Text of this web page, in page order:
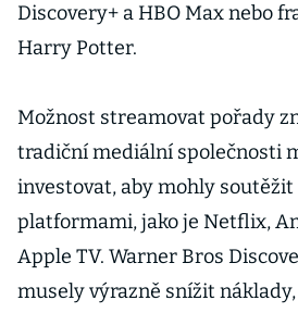
Discovery+ a HBO Max nebo
Harry Potter.
Možnost streamovat pořady
tradiční mediální společnosti
investovat, aby mohly
platformami, jako je Netflix,
Apple TV. Warner Bros
musely výrazně snížit